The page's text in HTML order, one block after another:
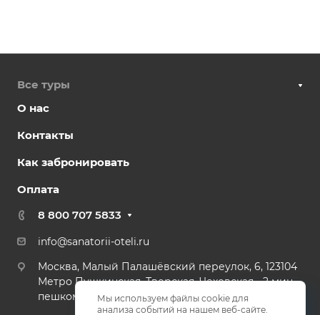
Все туры
О нас
Контакты
Как забронировать
Оплата
8 800 707 5833
info@sanatorii-oteli.ru
Москва, Малый Палашёвский переулок, 6, 123104
Метро Пушкинская, Тверская, Чеховская - 2 мин
пешком.
Мы используем файлы cookie для
анализа событий на нашем веб-сайте.